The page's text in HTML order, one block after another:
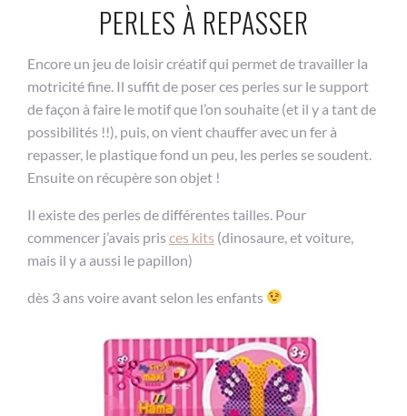
PERLES À REPASSER
Encore un jeu de loisir créatif qui permet de travailler la
motricité fine. Il suffit de poser ces perles sur le support
de façon à faire le motif que l’on souhaite (et il y a tant de
possibilités !!), puis, on vient chauffer avec un fer à
repasser, le plastique fond un peu, les perles se soudent.
Ensuite on récupère son objet !
Il existe des perles de différentes tailles. Pour
commencer j’avais pris ces kits (dinosaure, et voiture,
mais il y a aussi le papillon)
dès 3 ans voire avant selon les enfants